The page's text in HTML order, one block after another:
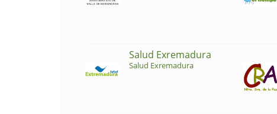
Salud Exremadura
Salud Exremadura